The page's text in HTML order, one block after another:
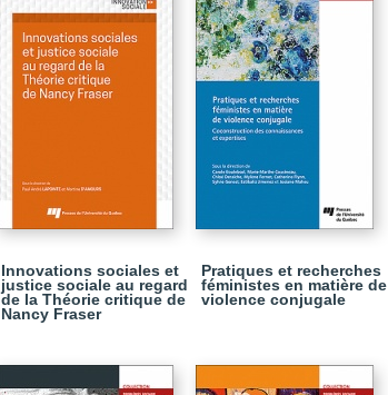
Innovations sociales et
justice sociale au regard
de la Théorie critique de
Nancy Fraser
Pratiques et recherches
féministes en matière de
violence conjugale